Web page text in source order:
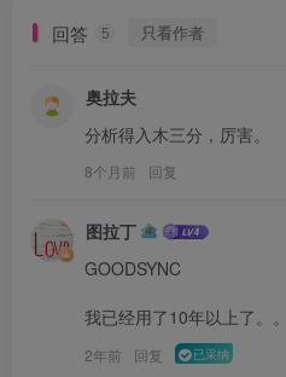
回答 5 只看作者
奥拉夫
分析得入木三分，厉害。
8个月前 回复
图拉丁
GOODSYNC
我已经用了10年以上了。。
2年前 回复 已采纳